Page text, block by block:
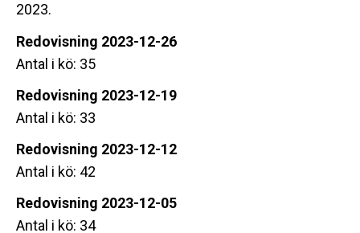
2023.
Redovisning 2023-12-26
Antal i kö: 35
Redovisning 2023-12-19
Antal i kö: 33
Redovisning 2023-12-12
Antal i kö: 42
Redovisning 2023-12-05
Antal i kö: 34